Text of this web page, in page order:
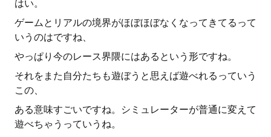
はい。
ゲームとリアルの境界がほぼほぼなくなってきてるって
いうのはですね、
やっぱり今のレース界隈にはあるという形ですね。
それをまた自分たちも遊ぼうと思えば遊べれるっていう
この、
ある意味すごいですね。シミュレーターが普通に変えて
遊べちゃうっていうね。